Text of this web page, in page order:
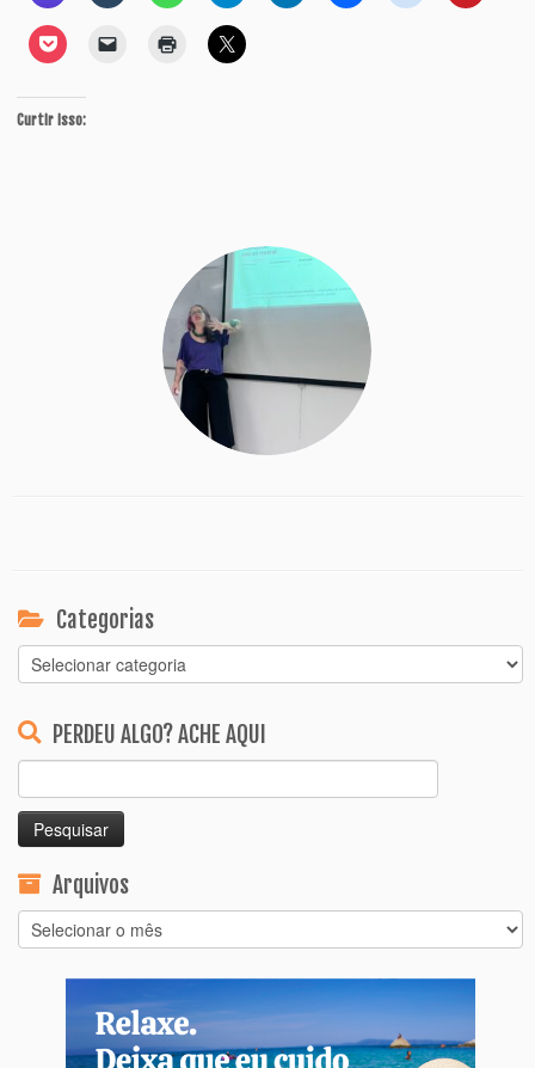
Curtir isso:
Categorias
Categorias
PERDEU ALGO? ACHE AQUI
por:
Arquivos
Arquivos